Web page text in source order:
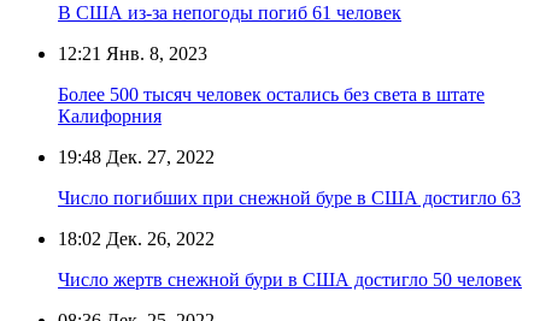
В США из-за непогоды погиб 61 человек
12:21 Янв. 8, 2023
Более 500 тысяч человек остались без света в штате
Калифорния
19:48 Дек. 27, 2022
Число погибших при снежной буре в США достигло 63
18:02 Дек. 26, 2022
Число жертв снежной бури в США достигло 50 человек